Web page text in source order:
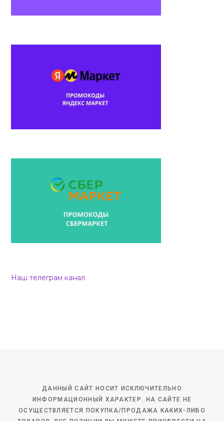
Наш телеграм канал
ДАННЫЙ САЙТ НОСИТ ИСКЛЮЧИТЕЛЬНО
ИНФОРМАЦИОННЫЙ ХАРАКТЕР. НА САЙТЕ НЕ
ОСУЩЕСТВЛЯЕТСЯ ПОКУПКА/ПРОДАЖА КАКИХ-ЛИБО